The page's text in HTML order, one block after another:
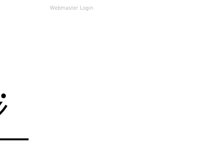
Webmaster Login